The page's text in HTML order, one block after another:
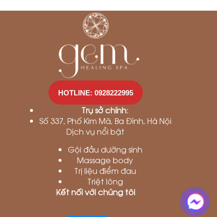
HOTLINE: 0928222995
Trụ sở chính:
Số 337, Phố Kim Mã, Ba Đình, Hà Nội
Dịch vụ nổi bật
Gội đầu dưỡng sinh
Massage body
Trị liệu điểm đau
Triệt lông
Kết nối với chúng tôi